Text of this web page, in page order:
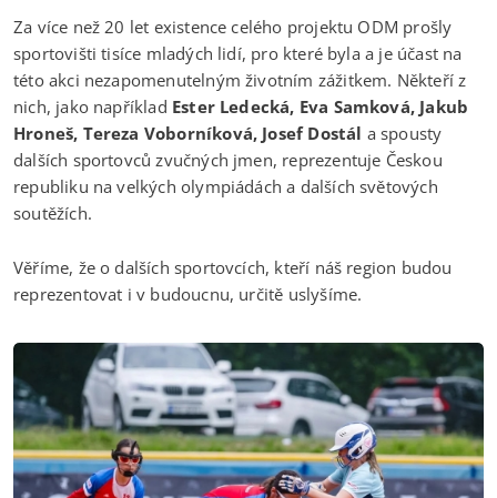
Za více než 20 let existence celého projektu ODM prošly
sportovišti tisíce mladých lidí, pro které byla a je účast na
této akci nezapomenutelným životním zážitkem. Někteří z
nich, jako například Ester Ledecká, Eva Samková, Jakub
Hroneš, Tereza Voborníková, Josef Dostál a spousty
dalších sportovců zvučných jmen, reprezentuje Českou
republiku na velkých olympiádách a dalších světových
soutěžích.
Věříme, že o dalších sportovcích, kteří náš region budou
reprezentovat i v budoucnu, určitě uslyšíme.